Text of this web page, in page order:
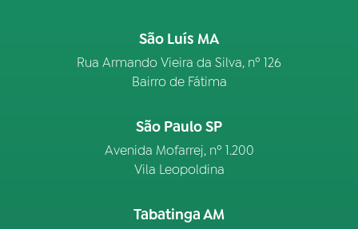
São Luís MA
Rua Armando Vieira da Silva, nº 126
Bairro de Fátima
São Paulo SP
Avenida Mofarrej, nº 1.200
Vila Leopoldina
Tabatinga AM